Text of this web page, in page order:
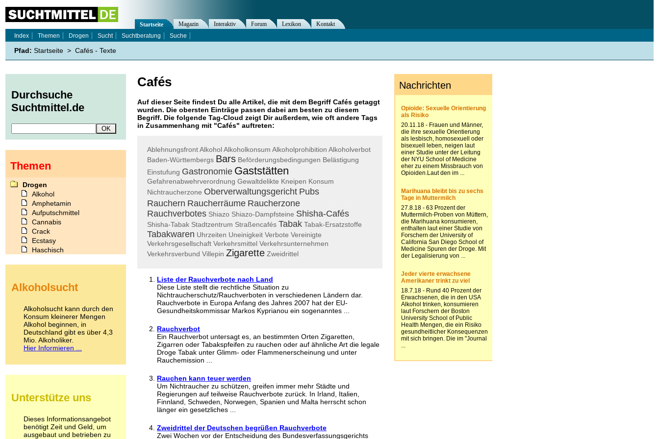
Cafés
Auf dieser Seite findest Du alle Artikel, die mit dem Begriff Cafés getaggt
wurden. Die obersten Einträge passen dabei am besten zu diesem
Begriff. Die folgende Tag-Cloud zeigt Dir außerdem, wie oft andere Tags
in Zusammenhang mit "Cafés" auftreten:
AblehnungsfrontAlkoholAlkoholkonsum Alkoholprohibition Alkoholverbot
Baden-Württembergs Bars Beförderungsbedingungen Belästigung
Einstufung Gastronomie Gaststätten
Gefahrenabwehrverordnung Gewaltdelikte Kneipen Konsum
Nichtraucherzone Oberverwaltungsgericht Pubs
Rauchern Raucherräume Raucherzone
Rauchverbotes Shiazo Shiazo-Dampfsteine Shisha-Cafés
Shisha-Tabak Stadtzentrum Straßencafés Tabak Tabak-Ersatzstoffe
Tabakwaren Uhrzeiten Uneinigkeit Verbote Vereinigte
Verkehrsgesellschaft Verkehrsmittel Verkehrsunternehmen
Verkehrsverbund Villepin Zigarette Zweidrittel
Liste der Rauchverbote nach Land
Diese Liste stellt die rechtliche Situation zu
Nichtraucherschutz/Rauchverboten in verschiedenen Ländern dar.
Rauchverbote in Europa Anfang des Jahres 2007 hat der EU-
Gesundheitskommissar Markos Kyprianou ein sogenanntes ...
Rauchverbot
Ein Rauchverbot untersagt es, an bestimmten Orten Zigaretten,
Zigarren oder Tabakspfeifen zu rauchen oder auf ähnliche Art die legale
Droge Tabak unter Glimm- oder Flammenerscheinung und unter
Rauchemission ...
Rauchen kann teuer werden
Um Nichtraucher zu schützen, greifen immer mehr Städte und
Regierungen auf teilweise Rauchverbote zurück. In Irland, Italien,
Finnland, Schweden, Norwegen, Spanien und Malta herrscht schon
länger ein gesetzliches ...
Zweidrittel der Deutschen begrüßen Rauchverbote
Zwei Wochen vor der Entscheidung des Bundesverfassungsgerichts
Startseite Magazin Interaktiv Forum Lexikon
Kontakt
Index
Themen Drogen Sucht Suchtberatung Suche
Pfad: Startseite > Cafés - Texte
Durchsuche
Suchtmittel.de
Themen
Drogen
Alkohol
Amphetamin
Aufputschmittel
Cannabis
Crack
Ecstasy
Haschisch
Kokain
LSD
Marihuana
Medikamente
Meskalin
Metamphetamin
Methadon
Pilze
Psychopharmaka
Schlafmittel
Schmerzmittel
Alkoholsucht
Alkoholsucht kann durch den
Konsum kleinerer Mengen
Alkohol beginnen, in
Deutschland gibt es über 4,3
Mio. Alkoholiker.
Hier Informieren ...
Unterstütze uns
Dieses Informationsangebot
benötigt Zeit und Geld, um
ausgebaut und betrieben zu